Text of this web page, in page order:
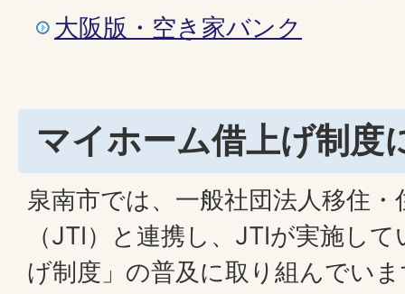
大阪版・空き家バンク
マイホーム借上げ制度
泉南市では、一般社団法人移住
（JTI）と連携し、JTIが実施し
げ制度」の普及に取り組んでい